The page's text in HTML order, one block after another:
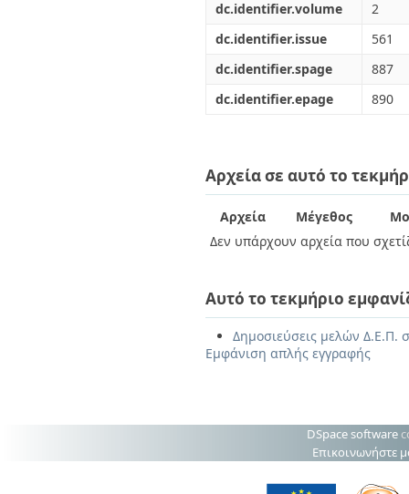
dc.identifier.volume
2
dc.identifier.issue
561
dc.identifier.spage
887
dc.identifier.epage
890
Αρχεία σε αυτό το
Αρχεία Μέγεθος
Δεν υπάρχουν αρχεία που
Αυτό το τεκμήριο
Δημοσιεύσεις μελών Δ.Ε.Π.
Εμφάνιση απλής εγγραφής
DSpace software
Επικοινωνήστε